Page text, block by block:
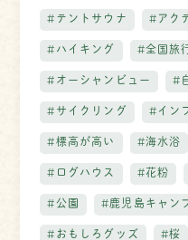
#テントサウナ #アク
#ハイキング #全国旅
#オーシャンビュー #
#サイクリング #イン
#標高が高い #海水浴
#ログハウス #花粉
#公園 #鹿児島キャン
#おもしろグッズ #桜